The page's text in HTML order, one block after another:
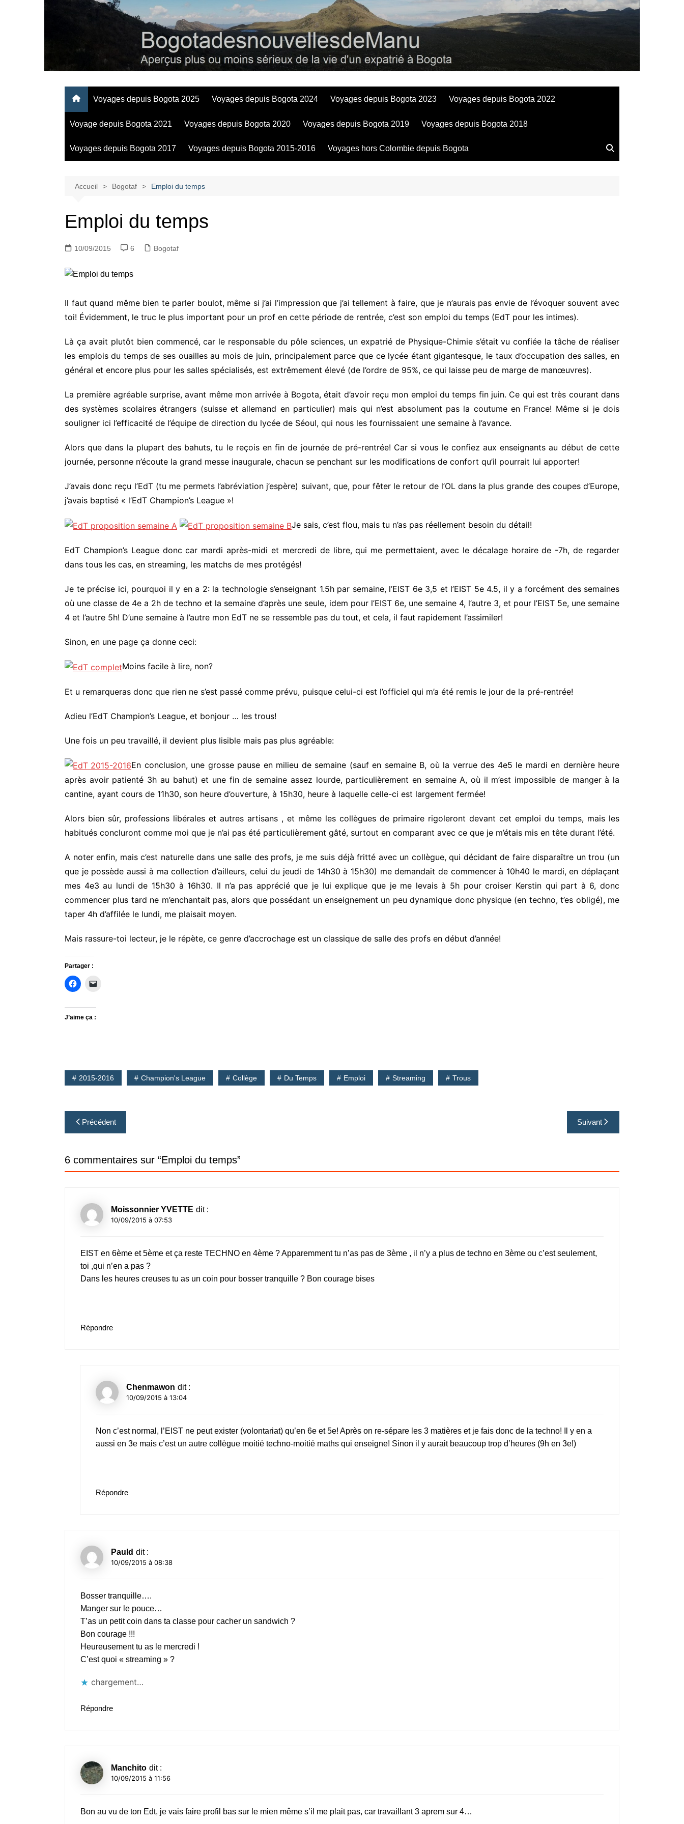
BogotadesnouvellesdeManu
Regards personnels sur la vie d’expatrié à Bogota
Voyages depuis Bogota 2025 Voyages depuis Bogota 2024 Voyages depuis Bogota 2023 Voyages depuis Bogota 2022
Voyage depuis Bogota 2021 Voyages depuis Bogota 2020 Voyages depuis Bogota 2019 Voyages depuis Bogota 2018
Voyages depuis Bogota 2017 Voyages depuis Bogota 2015-2016 Voyages hors Colombie depuis Bogota
Accueil Bogotaf Emploi du temps
Emploi du temps
10/09/2015 6 Bogotaf
Il faut quand même bien te parler boulot, même si j’ai l’impression que j’ai tellement à faire, que je n’aurais pas envie de l’évoquer souvent avec
toi! Évidemment, le truc le plus important pour un prof en cette période de rentrée, c’est son emploi du temps (EdT pour les intimes).
Là ça avait plutôt bien commencé, car le responsable du pôle sciences, un expatrié de Physique-Chimie s’était vu confiée la tâche de réaliser
les emplois du temps de ses ouailles au mois de juin, principalement parce que ce lycée étant gigantesque, le taux d’occupation des salles, en
général et encore plus pour les salles spécialisés, est extrêmement élevé (de l’ordre de 95%, ce qui laisse peu de marge de manœuvres).
La première agréable surprise, avant même mon arrivée à Bogota, était d’avoir reçu mon emploi du temps fin juin. Ce qui est très courant dans
des systèmes scolaires étrangers (suisse et allemand en particulier) mais qui n’est absolument pas la coutume en France! Même si je dois
souligner ici l’efficacité de l’équipe de direction du lycée de Séoul, qui nous les fournissaient une semaine à l’avance.
Alors que dans la plupart des bahuts, tu le reçois en fin de journée de pré-rentrée! Car si vous le confiez aux enseignants au début de cette
journée, personne n’écoute la grand messe inaugurale, chacun se penchant sur les modifications de confort qu’il pourrait lui apporter!
J’avais donc reçu l’EdT (tu me permets l’abréviation j’espère) suivant, que, pour fêter le retour de l’OL dans la plus grande des coupes d’Europe,
j’avais baptisé « l’EdT Champion’s League »!
Je sais, c’est flou, mais tu n’as pas réellement besoin du détail!
EdT Champion’s League donc car mardi après-midi et mercredi de libre, qui me permettaient, avec le décalage horaire de -7h, de regarder
dans tous les cas, en streaming, les matchs de mes protégés!
Je te précise ici, pourquoi il y en a 2: la technologie s’enseignant 1.5h par semaine, l’EIST 6e 3,5 et l’EIST 5e 4.5, il y a forcément des semaines
où une classe de 4e a 2h de techno et la semaine d’après une seule, idem pour l’EIST 6e, une semaine 4, l’autre 3, et pour l’EIST 5e, une semaine
4 et l’autre 5h! D’une semaine à l’autre mon EdT ne se ressemble pas du tout, et cela, il faut rapidement l’assimiler!
Sinon, en une page ça donne ceci:
Moins facile à lire, non?
Et u remarqueras donc que rien ne s’est passé comme prévu, puisque celui-ci est l’officiel qui m’a été remis le jour de la pré-rentrée!
Adieu l’EdT Champion’s League, et bonjour … les trous!
Une fois un peu travaillé, il devient plus lisible mais pas plus agréable:
En conclusion, une grosse pause en milieu de semaine (sauf en semaine B, où la verrue des 4e5 le mardi en dernière heure
après avoir patienté 3h au bahut) et une fin de semaine assez lourde, particulièrement en semaine A, où il m’est impossible de manger à la
cantine, ayant cours de 11h30, son heure d’ouverture, à 15h30, heure à laquelle celle-ci est largement fermée!
Alors bien sûr, professions libérales et autres artisans , et même les collègues de primaire rigoleront devant cet emploi du temps, mais les
habitués concluront comme moi que je n’ai pas été particulièrement gâté, surtout en comparant avec ce que je m’étais mis en tête durant l’été.
A noter enfin, mais c’est naturelle dans une salle des profs, je me suis déjà fritté avec un collègue, qui décidant de faire disparaître un trou (un
que je possède aussi à ma collection d’ailleurs, celui du jeudi de 14h30 à 15h30) me demandait de commencer à 10h40 le mardi, en déplaçant
mes 4e3 au lundi de 15h30 à 16h30. Il n’a pas apprécié que je lui explique que je me levais à 5h pour croiser Kerstin qui part à 6, donc
commencer plus tard ne m’enchantait pas, alors que possédant un enseignement un peu dynamique donc physique (en techno, t’es obligé), me
taper 4h d’affilée le lundi, me plaisait moyen.
Mais rassure-toi lecteur, je le répète, ce genre d’accrochage est un classique de salle des profs en début d’année!
Partager :
J’aime ça :
2015-2016 Champion's League Collège Du Temps Emploi Streaming Trous
Navigation
de
l’article
Précédent Suivant
6 commentaires sur “Emploi du temps”
Moissonnier YVETTE dit :
10/09/2015 à 07:53
EIST en 6ème et 5ème et ça reste TECHNO en 4ème ? Apparemment tu n’as pas de 3ème , il n’y a plus de techno en 3ème ou c’est seulement,
toi ,qui n’en a pas ?
Dans les heures creuses tu as un coin pour bosser tranquille ? Bon courage bises
Répondre
Chenmawon dit :
10/09/2015 à 13:04
Non c’est normal, l’EIST ne peut exister (volontariat) qu’en 6e et 5e! Après on re-sépare les 3 matières et je fais donc de la techno! Il y en a
aussi en 3e mais c’est un autre collègue moitié techno-moitié maths qui enseigne! Sinon il y aurait beaucoup trop d’heures (9h en 3e!)
Répondre
Pauld dit :
10/09/2015 à 08:38
Bosser tranquille….
Manger sur le pouce…
T’as un petit coin dans ta classe pour cacher un sandwich ?
Bon courage !!!
Heureusement tu as le mercredi !
C’est quoi « streaming » ?
chargement…
Répondre
Manchito dit :
10/09/2015 à 11:56
Bon au vu de ton Edt, je vais faire profil bas sur le mien même s’il me plait pas, car travaillant 3 aprem sur 4…